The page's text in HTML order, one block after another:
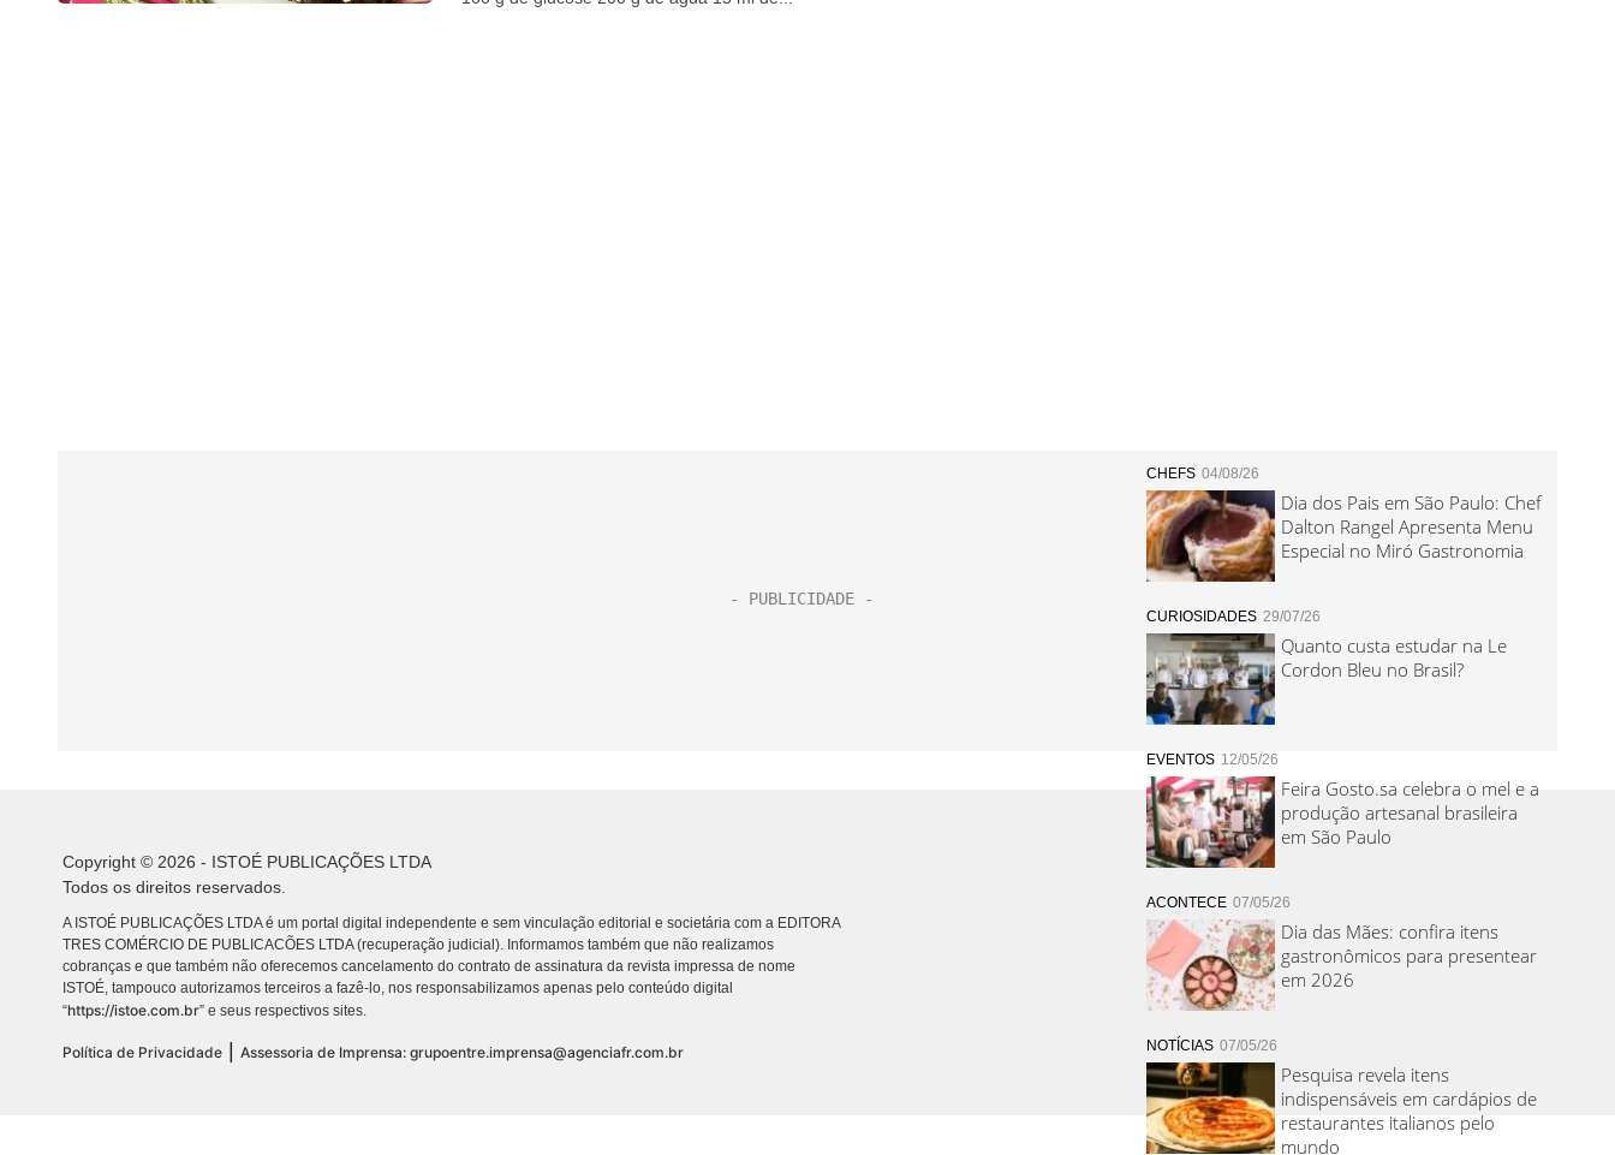
CHEFS 04/08/26
Dia dos Pais em São Paulo: Chef
Dalton Rangel Apresenta Menu
Especial no Miró Gastronomia
CURIOSIDADES 29/07/26
Quanto custa estudar na Le
Cordon Bleu no Brasil?
EVENTOS 12/05/26
Feira Gosto.sa celebra o mel e a
produção artesanal brasileira
em São Paulo
ACONTECE 07/05/26
Dia das Mães: confira itens
gastronômicos para presentear
em 2026
NOTÍCIAS 07/05/26
Pesquisa revela itens
indispensáveis em cardápios de
restaurantes italianos pelo
mundo
Copyright © 2026 - ISTOÉ PUBLICAÇÕES LTDA
Todos os direitos reservados.
A ISTOÉ PUBLICAÇÕES LTDA é um portal digital independente e sem vinculação editorial e societária com a EDITORA
TRES COMÉRCIO DE PUBLICACÕES LTDA (recuperação judicial). Informamos também que não realizamos
cobranças e que também não oferecemos cancelamento do contrato de assinatura da revista impressa de nome
ISTOÉ, tampouco autorizamos terceiros a fazê-lo, nos responsabilizamos apenas pelo conteúdo digital
“https://istoe.com.br” e seus respectivos sites.
Política de Privacidade Assessoria de Imprensa: grupoentre.imprensa@agenciafr.com.br